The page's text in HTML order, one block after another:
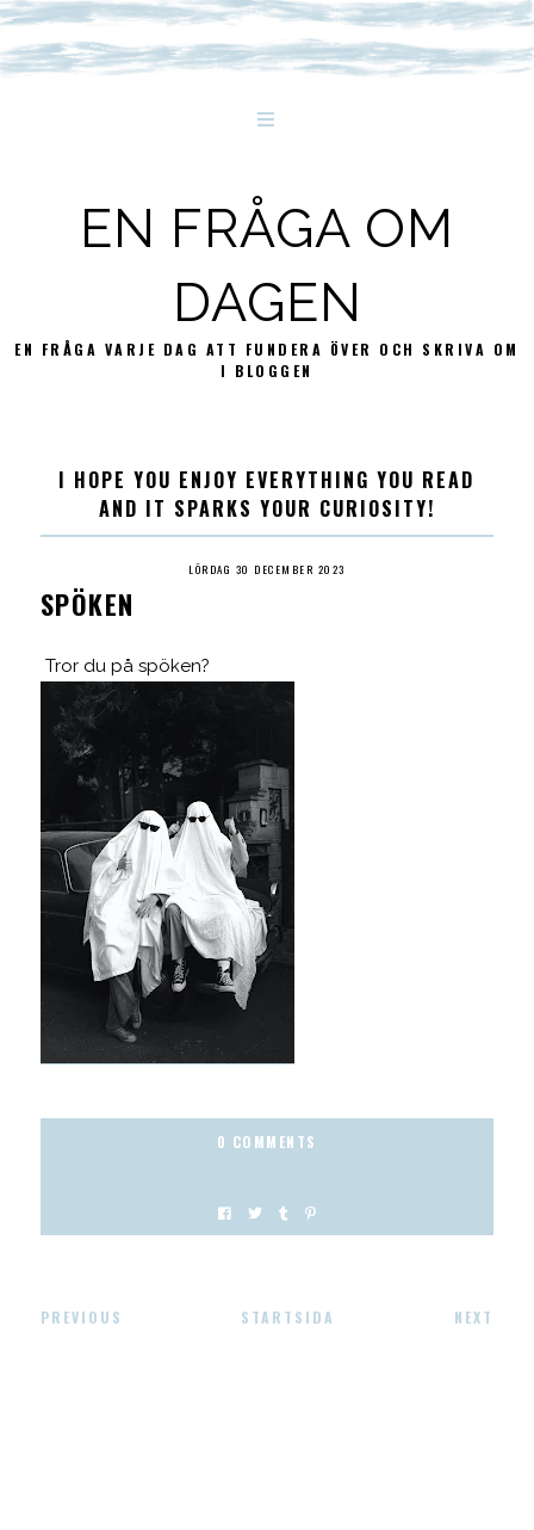
EN FRÅGA OM
DAGEN
EN FRÅGA VARJE DAG ATT FUNDERA ÖVER OCH SKRIVA OM
I BLOGGEN
I HOPE YOU ENJOY EVERYTHING YOU READ
AND IT SPARKS YOUR CURIOSITY!
LÖRDAG 30 DECEMBER 2023
SPÖKEN
Tror du på spöken?
0 COMMENTS
PREVIOUS STARTSIDA NEXT